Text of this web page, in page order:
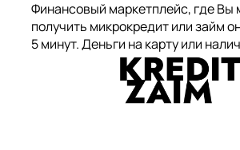
Финансовый маркетплейс, где Вы
получить микрокредит или займ
5 минут. Деньги на карту или